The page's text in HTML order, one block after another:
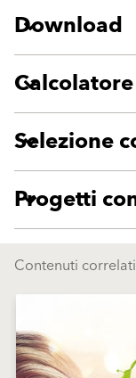
Download
Selezione
Progetti
Contenuti correlati